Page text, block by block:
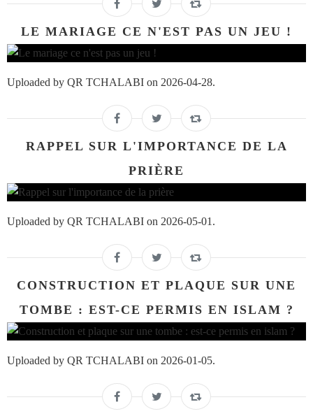
LE MARIAGE CE N'EST PAS UN JEU !
Uploaded by QR TCHALABI on 2026-04-28.
RAPPEL SUR L'IMPORTANCE DE LA
PRIÈRE
Uploaded by QR TCHALABI on 2026-05-01.
CONSTRUCTION ET PLAQUE SUR UNE
TOMBE : EST-CE PERMIS EN ISLAM ?
Uploaded by QR TCHALABI on 2026-01-05.